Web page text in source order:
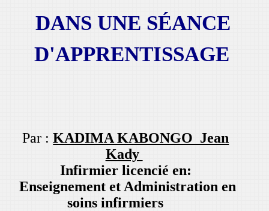
DANS UNE SÉANCE
D'APPRENTISSAGE
Par :KADIMA KABONGO Jean
Kady
Infirmier licencié en:
Enseignement et Administration en
soins infirmiers